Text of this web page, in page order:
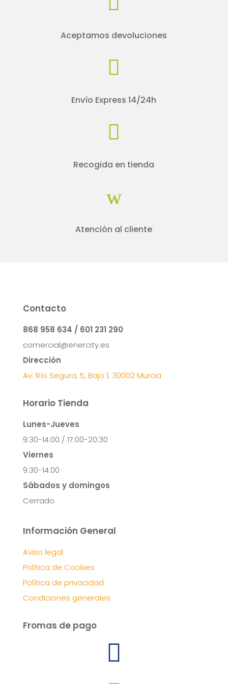
Aceptamos devoluciones

Envío Express 14/24h

Recogida en tienda
w
Atención al cliente
Contacto
868 958 634 / 601 231 290
comercial@enercity.es
Dirección
Av. Río Segura, 5, Bajo 1, 30002 Murcia
Horario Tienda
Lunes-Jueves
9:30-14:00 / 17:00-20:30
Viernes
9:30-14:00
Sábados y domingos
Cerrado
Información General
Aviso legal
Política de Cookies
Política de privacidad
Condiciones generales
Fromas de pago
